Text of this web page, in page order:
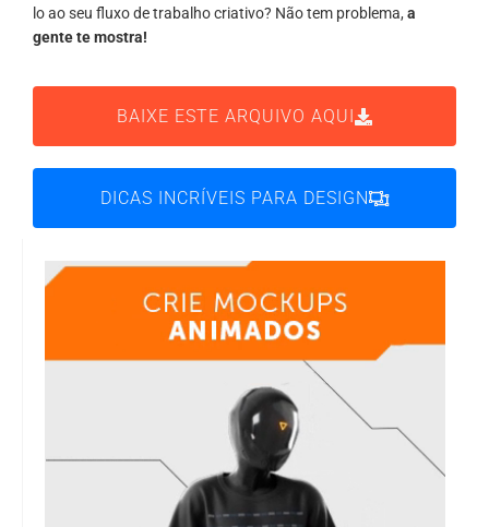
lo ao seu fluxo de trabalho criativo? Não tem problema, a
gente te mostra!
BAIXE ESTE ARQUIVO AQUI
DICAS INCRÍVEIS PARA DESIGN